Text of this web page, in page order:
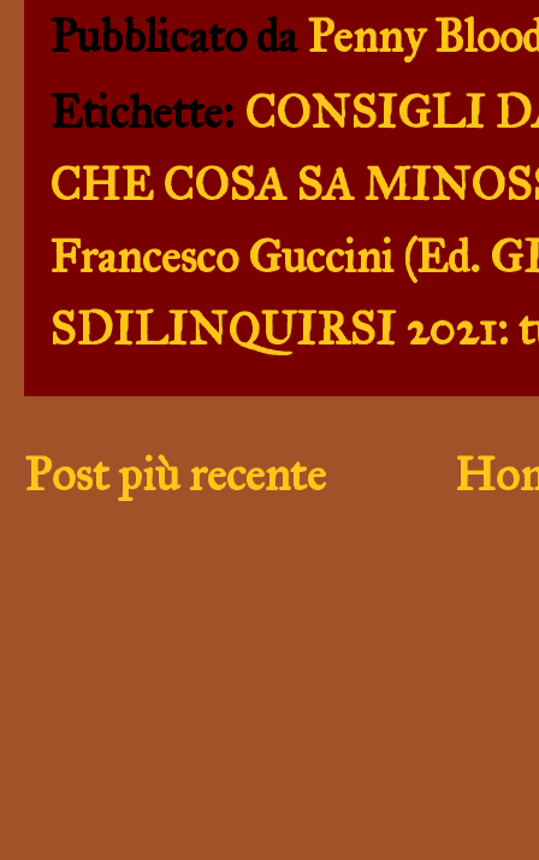
Pubblicato daPenny
Etichette: CONSIGLI
CHE COSA SA
Francesco Guccini (Ed.
SDILINQUIRSI 2021:
Post più recente